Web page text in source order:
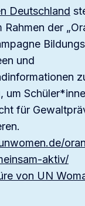
Deutschland
Rahmen der
und
um
für
aktiv/
von UN